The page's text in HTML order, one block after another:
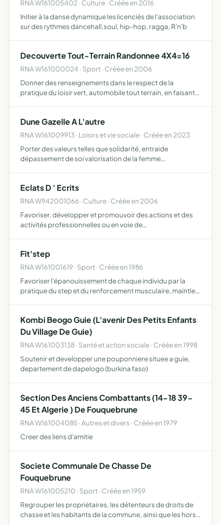
RNA W161005402 · Culture · Créée en 2016
Initier à la danse dynamique les licenciés de l'association
sur des rythmes dancehall,soul, hip-hop, ragga, R'n'b
Decouverte Tout-Terrain Randonnee 4X4=16
RNA W161000024 · Sport · Créée en 2006
Donner des renseignements dans le respect de la
pratique du loisir vert, automobile tout terrain, en faisant
Dune Gazelle A L'autre
RNA W161009913 · Loisirs et vie sociale · Créée en 2023
Porter des valeurs telles que solidarité, entraide
dépassement de soi valorisation de la femme
personnes âgées, …
Eclats D ' Ecrits
RNA W942001066 · Culture · Créée en 2006
Favoriser, développer et promouvoir des actions et des
activités professionnelles ou en voie de
vivant sera l'a…
Fit'step
RNA W161001619 · Sport · Créée en 1986
Favoriser l'épanouissement de chaque individu par la
pratique du step et du renforcement musculaire, maintien
Kombi Beogo Guie (L'avenir Des Petits Enfants
Du Village De Guie)
RNA W161003138 · Santé et action sociale · Créée en 1998
Soutenir et developper une pouponniere situee a guie,
departement de dapelogo (burkina faso)
Section Des Anciens Combattants (14-18 39-
45 Et Algerie ) De Fouquebrune
RNA W161004085 · Autres et divers · Créée en 1979
Creer des liens d'amitie
Societe Communale De Chasse De
Fouquebrune
RNA W161005210 · Sport · Créée en 1959
Regrouper les propriétaires, les détenteurs de droits de
chasse et les habitants de la commune, ainsi que les hors